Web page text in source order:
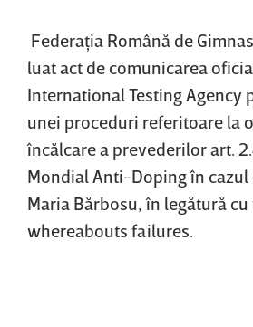
Federaţia Română de
luat act de comunicarea
International Testing Agency
unei proceduri referitoare la
încălcare a prevederilor art.
Mondial Anti-Doping în
Maria Bărbosu, în legătură
whereabouts failures.